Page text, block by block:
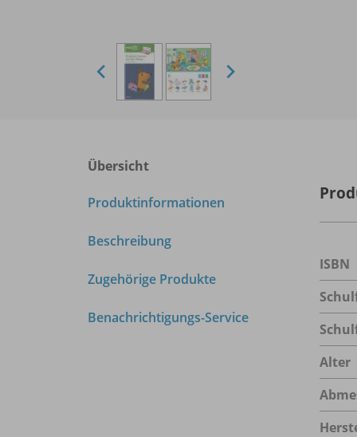
Übersicht
Produktinformationen
Beschreibung
Zugehörige Produkte
Benachrichtigungs-Service
ISBN
Alter